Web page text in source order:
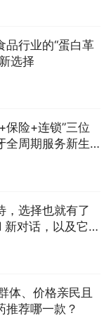
品行业的“蛋白革
选择
保险+连锁”三位
全周期服务新生
，选择也就有了
对话，以及它的
体、价格亲民且
推荐哪一款？